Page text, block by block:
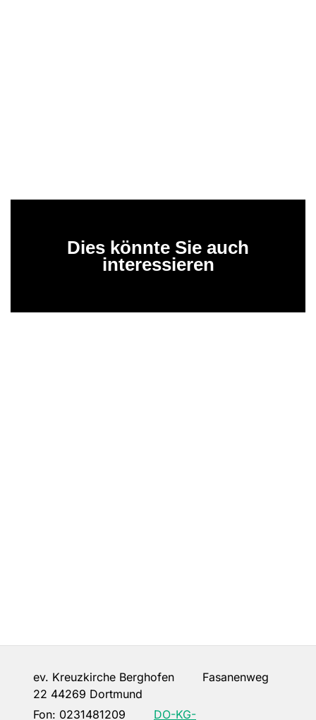
Dies könnte Sie auch
interessieren
ev. Kreuzkirche Berghofen Fasanenweg
22 44269 Dortmund
Fon: 0231481209 DO-KG-